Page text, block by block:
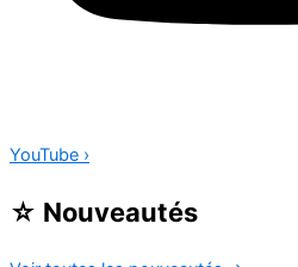
YouTube ›
☆ Nouveautés